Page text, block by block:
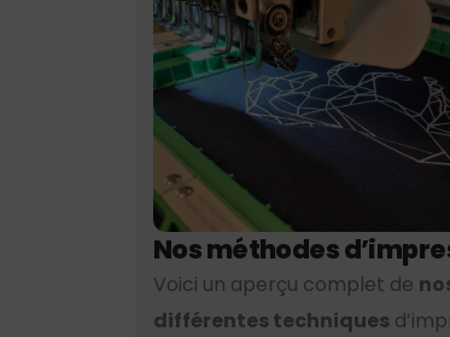
Nos méthodes
Voici un aperçu complet de
différentes techniques